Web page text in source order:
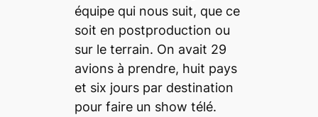
équipe qui nous suit, que ce
soit en postproduction ou
sur le terrain. On avait 29
avions à prendre, huit pays
et six jours par destination
pour faire un show télé.